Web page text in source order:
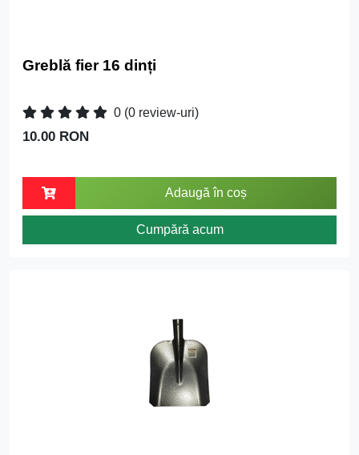
Greblă fier 16 dinți
0 (0 review-uri)
10.00 RON
Adaugă în coș
Cumpără acum